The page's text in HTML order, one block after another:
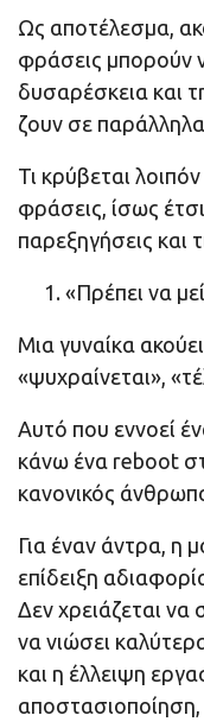
Ως αποτέλεσμα,
φράσεις μπορούν
δυσαρέσκεια και
ζουν σε
Τι κρύβεται
φράσεις, ίσως
παρεξηγήσεις και
«Πρέπει να
Μια γυναίκα
«ψυχραίνεται»,
Αυτό που εννοεί
κάνω ένα reboot
κανονικός
Για έναν άντρα, η
επίδειξη
Δεν χρειάζεται να
να νιώσει
και η έλλειψη